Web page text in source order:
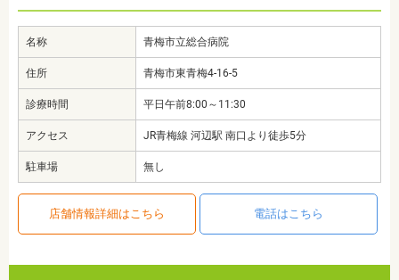
名称 青梅市立総合病院
住所 青梅市東青梅4-16-5
診療時間 平日午前8:00～11:30
アクセス JR青梅線 河辺駅 南口より徒歩5分
駐車場 無し
店舗情報詳細はこちら 電話はこちら